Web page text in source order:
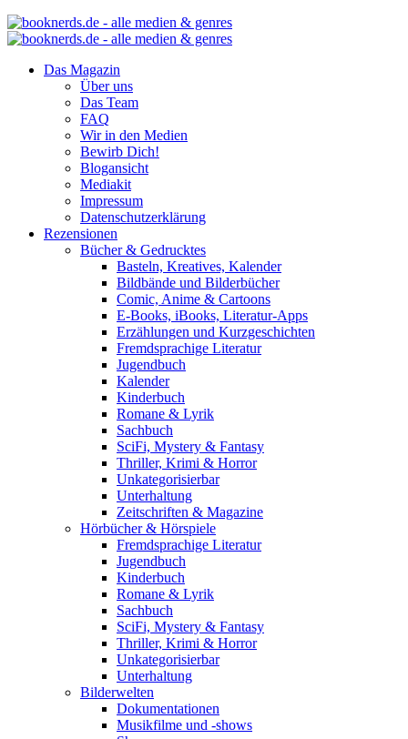
Das Magazin
Über uns
Das Team
FAQ
Wir in den Medien
Bewirb Dich!
Blogansicht
Mediakit
Impressum
Datenschutzerklärung
Rezensionen
Bücher & Gedrucktes
Basteln, Kreatives, Kalender
Bildbände und Bilderbücher
Comic, Anime & Cartoons
E-Books, iBooks, Literatur-Apps
Erzählungen und Kurzgeschichten
Fremdsprachige Literatur
Jugendbuch
Kalender
Kinderbuch
Romane & Lyrik
Sachbuch
SciFi, Mystery & Fantasy
Thriller, Krimi & Horror
Unkategorisierbar
Unterhaltung
Zeitschriften & Magazine
Hörbücher & Hörspiele
Fremdsprachige Literatur
Jugendbuch
Kinderbuch
Romane & Lyrik
Sachbuch
SciFi, Mystery & Fantasy
Thriller, Krimi & Horror
Unkategorisierbar
Unterhaltung
Bilderwelten
Dokumentationen
Musikfilme und -shows